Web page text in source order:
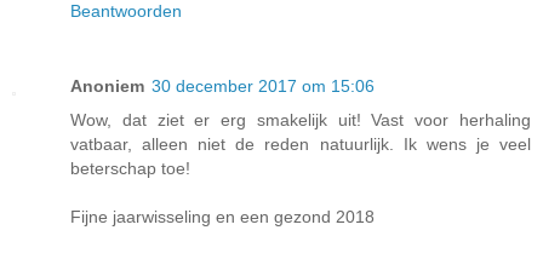
Beantwoorden
Anoniem 30 december 2017 om 15:06
Wow, dat ziet er erg smakelijk uit! Vast voor herhaling
vatbaar, alleen niet de reden natuurlijk. Ik wens je veel
beterschap toe!
Fijne jaarwisseling en een gezond 2018